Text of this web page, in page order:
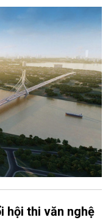
giải bài toán hạ tầng
chiến lược và cuộc
lai phát triển bền
hội thi văn nghệ